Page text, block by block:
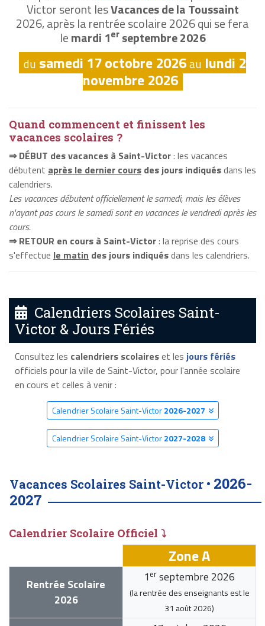
Victor seront lesVacances de la Toussaint
2026, après la rentrée scolaire 2026 qui se fera
lemardi 1erseptembre 2026
du samedi 17 octobre 2026au lundi 2
novembre 2026
Quand commencent et finissent les
vacances scolaires ?
⇒ DÉBUT des vacances à Saint-Victor: les vacances
débutent après le dernier cours des jours indiquésdans les
calendriers.
Les vacances débutent officiellement le samedi, mais les élèves
n'ayant pas cours le samedi sont en vacances le vendredi après les
cours.
⇒ RETOUR en cours à Saint-Victor: la reprise des cours
s'effectue le matin des jours indiquésdans les calendriers.
Calendriers Scolaires Saint-
Victor & Jours Fériés
Consultez les calendriers scolaireset les jours fériés
officiels pour la ville de Saint-Victor, pour l'année scolaire
en cours et celles à venir :
Calendrier Scolaire Saint-Victor2026-2027
Calendrier Scolaire Saint-Victor2027-2028
Vacances Scolaires Saint-Victor • 2026-
2027
Calendrier Scolaire Officiel ⤵
Zone A
Rentrée Scolaire
2026
1 er septembre 2026
(la rentrée des enseignants est le
31 août 2026)